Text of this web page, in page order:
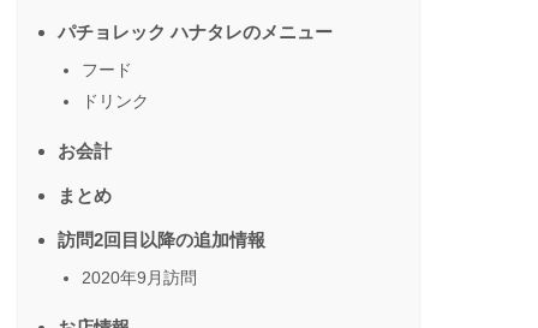
パチョレック ハナタレのメニュー
フード
ドリンク
お会計
まとめ
訪問2回目以降の追加情報
2020年9月訪問